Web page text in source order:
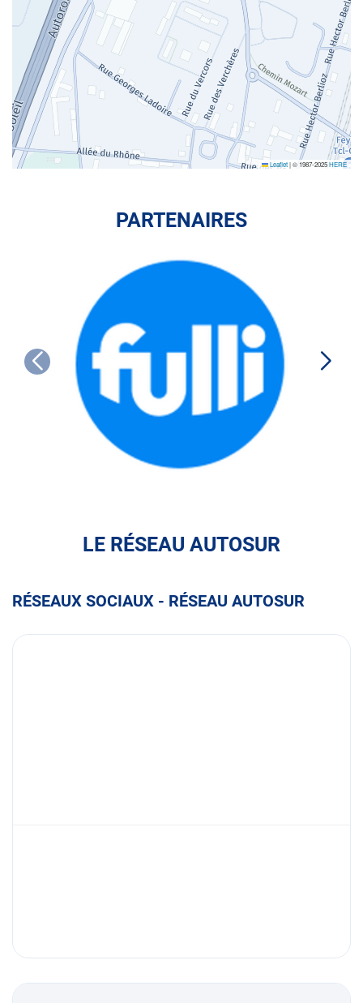
Leaflet|© 1987-2025HERE
PARTENAIRES
LE RÉSEAU AUTOSUR
RÉSEAUX SOCIAUX - RÉSEAU AUTOSUR